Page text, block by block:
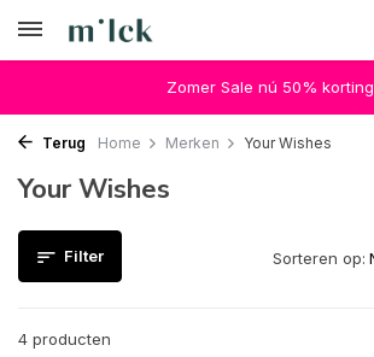
Zomer Sale nú 50% korting
Terug Home Merken Your Wishes
Your Wishes
Filter
4 producten
Sorteren op: